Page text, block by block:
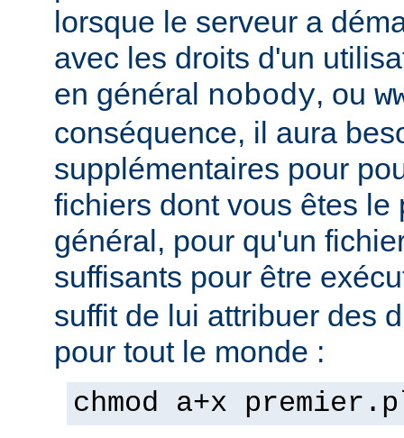
lorsque le serveur a
avec les droits d'un
en général nobody, ou
conséquence, il aura
supplémentaires pour
fichiers dont vous êtes le
général, pour qu'un
suffisants pour être
suffit de lui attribuer des
pour tout le monde :
chmod a+x